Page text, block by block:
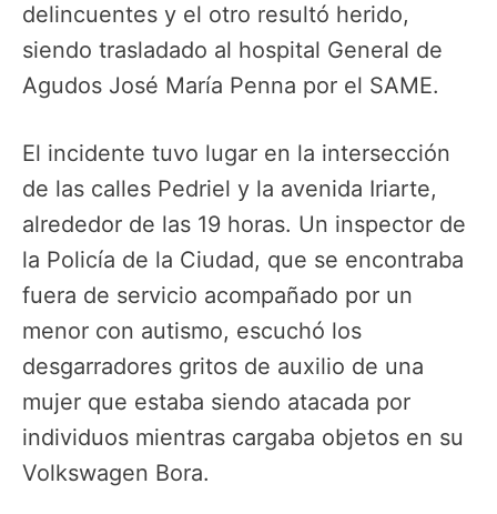
delincuentes y el otro resultó herido,
siendo trasladado al hospital General de
Agudos José María Penna por el SAME.
El incidente tuvo lugar en la intersección
de las calles Pedriel y la avenida Iriarte,
alrededor de las 19 horas. Un inspector de
la Policía de la Ciudad, que se encontraba
fuera de servicio acompañado por un
menor con autismo, escuchó los
desgarradores gritos de auxilio de una
mujer que estaba siendo atacada por
individuos mientras cargaba objetos en su
Volkswagen Bora.